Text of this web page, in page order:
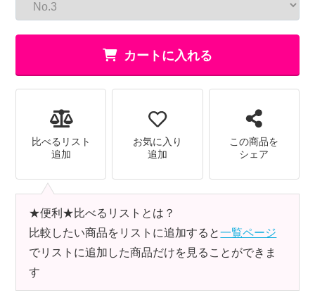
カートに入れる
比べるリスト
追加
お気に入り
追加
この商品を
シェア
★便利★比べるリストとは？
比較したい商品をリストに追加すると一覧ページ
でリストに追加した商品だけを見ることができま
す